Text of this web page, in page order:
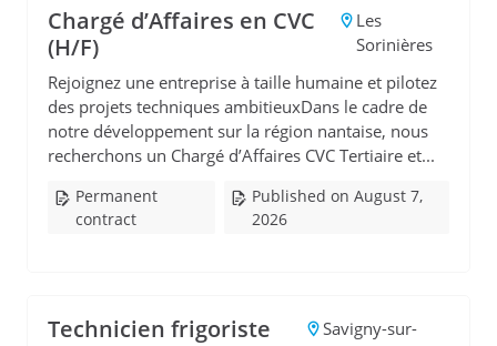
Chargé d’Affaires en CVC
(H/F)
Les
Sorinières
Rejoignez une entreprise à taille humaine et pilotez
des projets techniques ambitieuxDans le cadre de
notre développement sur la région nantaise, nous
recherchons un Chargé d’Affaires CVC Tertiaire et...
Permanent
contract
Published on August 7,
2026
Technicien frigoriste
Savigny-sur-